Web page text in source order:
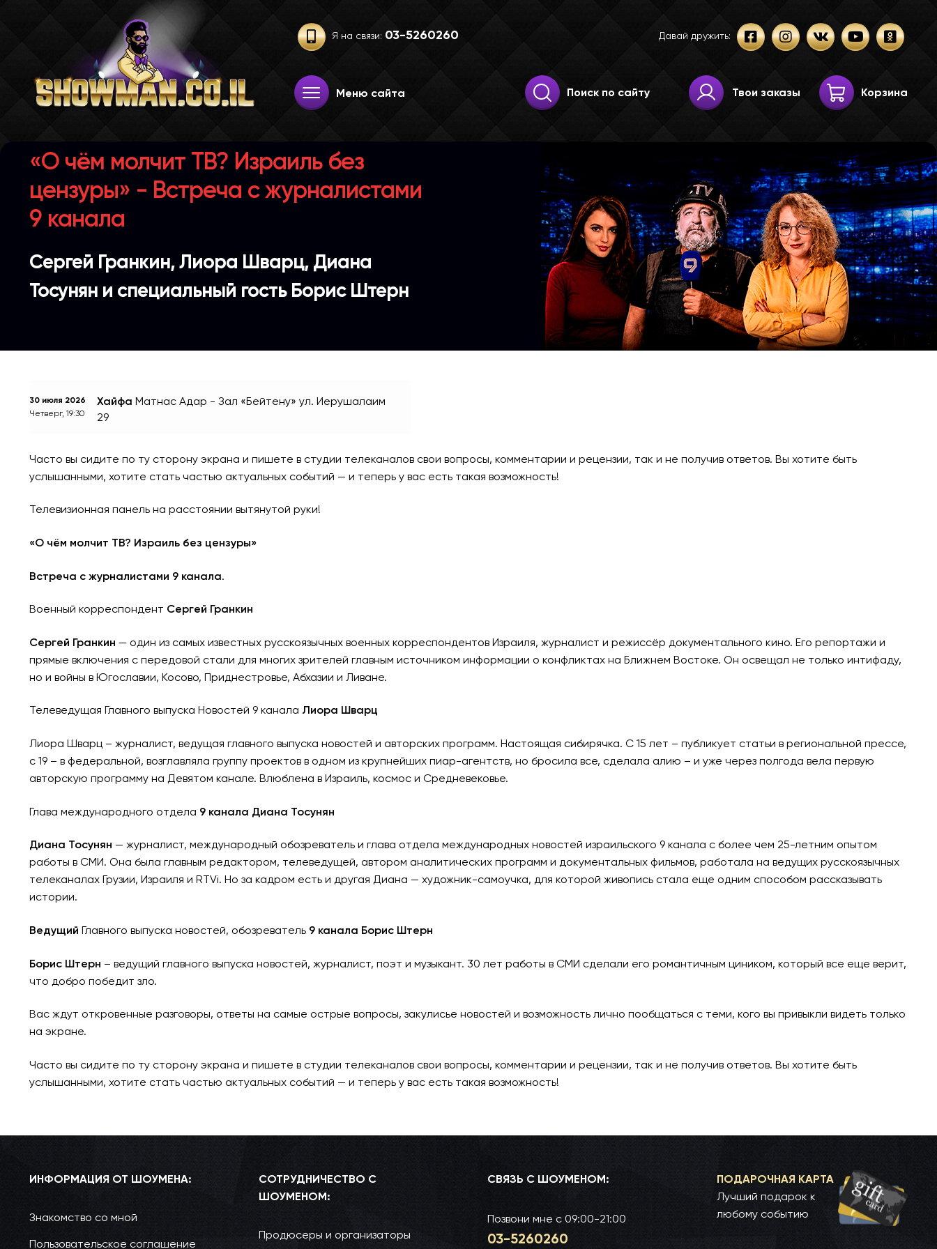
Я на связи: 03-52­60­260 Давай дружить:
Меню сайта
Искать:
Поиск
Твои заказы Корзина
«О чём молчит ТВ? Израиль без
цензуры» - Встреча с журналистами
9 канала
Сергей Гранкин, Лиора Шварц, Диана
Тосунян и специальный гость Борис Штерн
30 июля 2026
Четверг, 19:30
Хайфа Матнас Адар - Зал «Бейтену» ул. Иерушалаим
29
Часто вы сидите по ту сторону экрана и пишете в студии телеканалов свои вопросы, комментарии и рецензии, так и не получив ответов. Вы хотите быть
услышанными, хотите стать частью актуальных событий — и теперь у вас есть такая возможность!
Телевизионная панель на расстоянии вытянутой руки!
«О чём молчит ТВ? Израиль без цензуры»
Встреча с журналистами 9 канала.
Военный корреспондент Сергей Гранкин
Сергей Гранкин — один из самых известных русскоязычных военных корреспондентов Израиля, журналист и режиссёр документального кино. Его репортажи и
прямые включения с передовой стали для многих зрителей главным источником информации о конфликтах на Ближнем Востоке. Он освещал не только интифаду,
но и войны в Югославии, Косово, Приднестровье, Абхазии и Ливане.
Телеведущая Главного выпуска Новостей 9 канала Лиора Шварц
Лиора Шварц – журналист, ведущая главного выпуска новостей и авторских программ. Настоящая сибирячка. С 15 лет – публикует статьи в региональной прессе,
с 19 – в федеральной, возглавляла группу проектов в одном из крупнейших пиар-агентств, но бросила все, сделала алию – и уже через полгода вела первую
авторскую программу на Девятом канале. Влюблена в Израиль, космос и Средневековье.
Глава международного отдела 9 канала Диана Тосунян
Диана Тосунян — журналист, международный обозреватель и глава отдела международных новостей израильского 9 канала с более чем 25-летним опытом
работы в СМИ. Она была главным редактором, телеведущей, автором аналитических программ и документальных фильмов, работала на ведущих русскоязычных
телеканалах Грузии, Израиля и RTVi. Но за кадром есть и другая Диана — художник-самоучка, для которой живопись стала еще одним способом рассказывать
истории.
Ведущий Главного выпуска новостей, обозреватель 9 канала Борис Штерн
Борис Штерн – ведущий главного выпуска новостей, журналист, поэт и музыкант. 30 лет работы в СМИ сделали его романтичным циником, который все еще верит,
что добро победит зло.
Вас ждут откровенные разговоры, ответы на самые острые вопросы, закулисье новостей и возможность лично пообщаться с теми, кого вы привыкли видеть только
на экране.
Часто вы сидите по ту сторону экрана и пишете в студии телеканалов свои вопросы, комментарии и рецензии, так и не получив ответов. Вы хотите быть
услышанными, хотите стать частью актуальных событий — и теперь у вас есть такая возможность!
ИНФОРМАЦИЯ ОТ ШОУМЕНА:
Знакомство со мной
Пользовательское соглашение
СОТРУДНИЧЕСТВО С
ШОУМЕНОМ:
Продюсеры и организаторы
СВЯЗЬ С ШОУМЕНОМ:
Позвони мне с 09:00-21:00
03-52­60­260
ПОДАРОЧНАЯ КАРТА
Лучший подарок к
любому событию